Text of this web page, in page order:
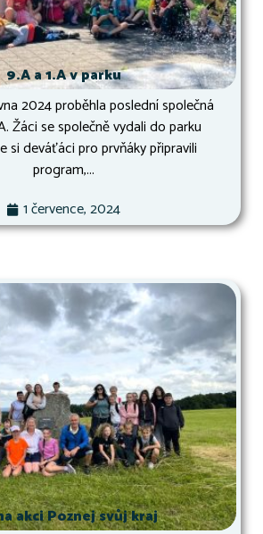
9.A a 1.A v parku
2024 proběhla poslední společná
Žáci se společně vydali do parku
si deváťáci pro prvňáky připravili
program,...
1 července, 2024
akci Poznej svůj kraj